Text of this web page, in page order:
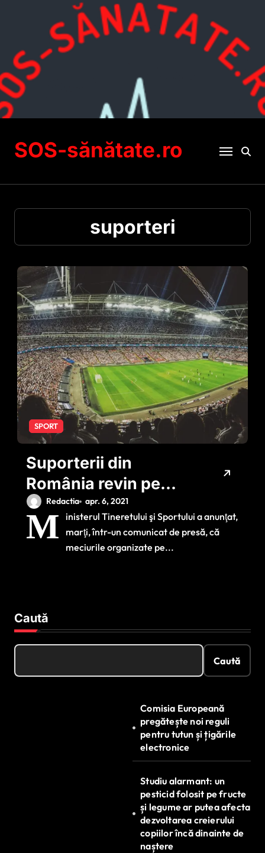
SOS-sănătate.ro
suporteri
SPORT
Suporterii din
România revin pe
stadioane! Meciurile
de la Euro se joacă
cu spectatori
Redactia apr. 6, 2021
M
inisterul Tineretului şi Sportului a anunţat,
marţi, într-un comunicat de presă, că
meciurile organizate pe...
Caută
Caută
Comisia Europeană
pregătește noi reguli
pentru tutun și țigările
electronice
Studiu alarmant: un
pesticid folosit pe fructe
și legume ar putea afecta
dezvoltarea creierului
copiilor încă dinainte de
naștere